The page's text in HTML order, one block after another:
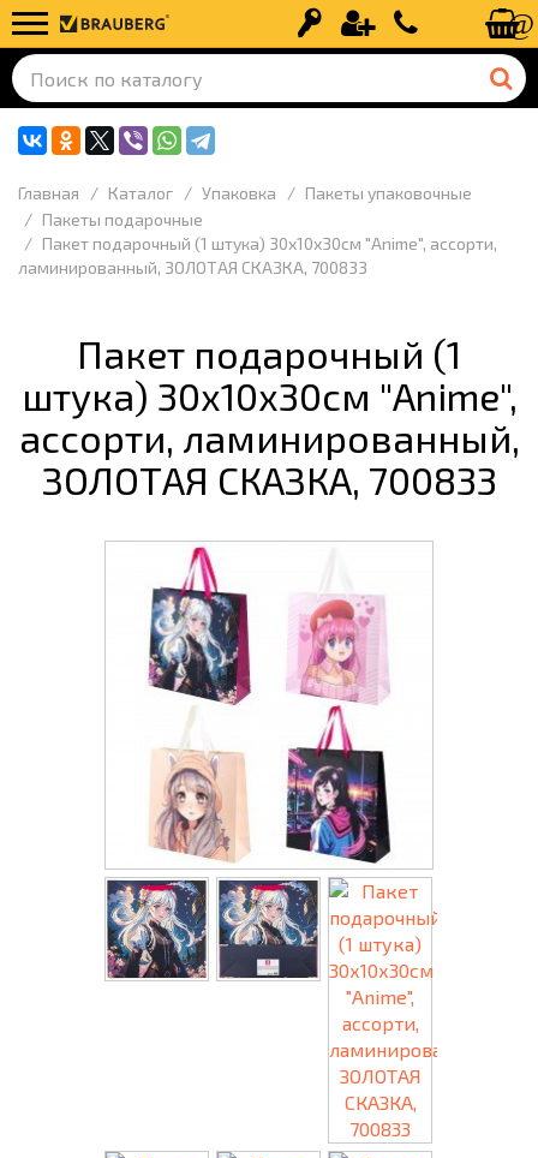
Вход Регистрация+7 (499) 110-
Главная Каталог Упаковка
Пакеты упаковочные
Пакеты подарочные
Пакет подарочный (1 штука) 30х10х30см "Anime", ассорти,
ламинированный, ЗОЛОТАЯ СКАЗКА, 700833
Пакет подарочный (1
штука) 30х10х30см "Anime",
ассорти, ламинированный,
ЗОЛОТАЯ СКАЗКА, 700833